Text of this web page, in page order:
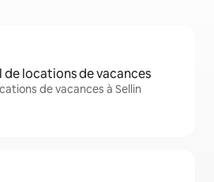
locations de vacances
de vacances à Sellin